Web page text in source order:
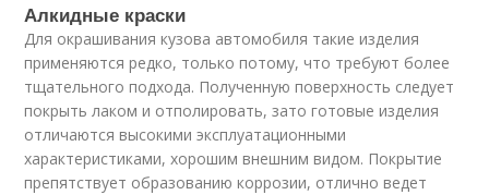
Алкидные краски
Для окрашивания кузова автомобиля такие изделия
применяются редко, только потому, что требуют более
тщательного подхода. Полученную поверхность следует
покрыть лаком и отполировать, зато готовые изделия
отличаются высокими эксплуатационными
характеристиками, хорошим внешним видом. Покрытие
препятствует образованию коррозии, отлично ведет